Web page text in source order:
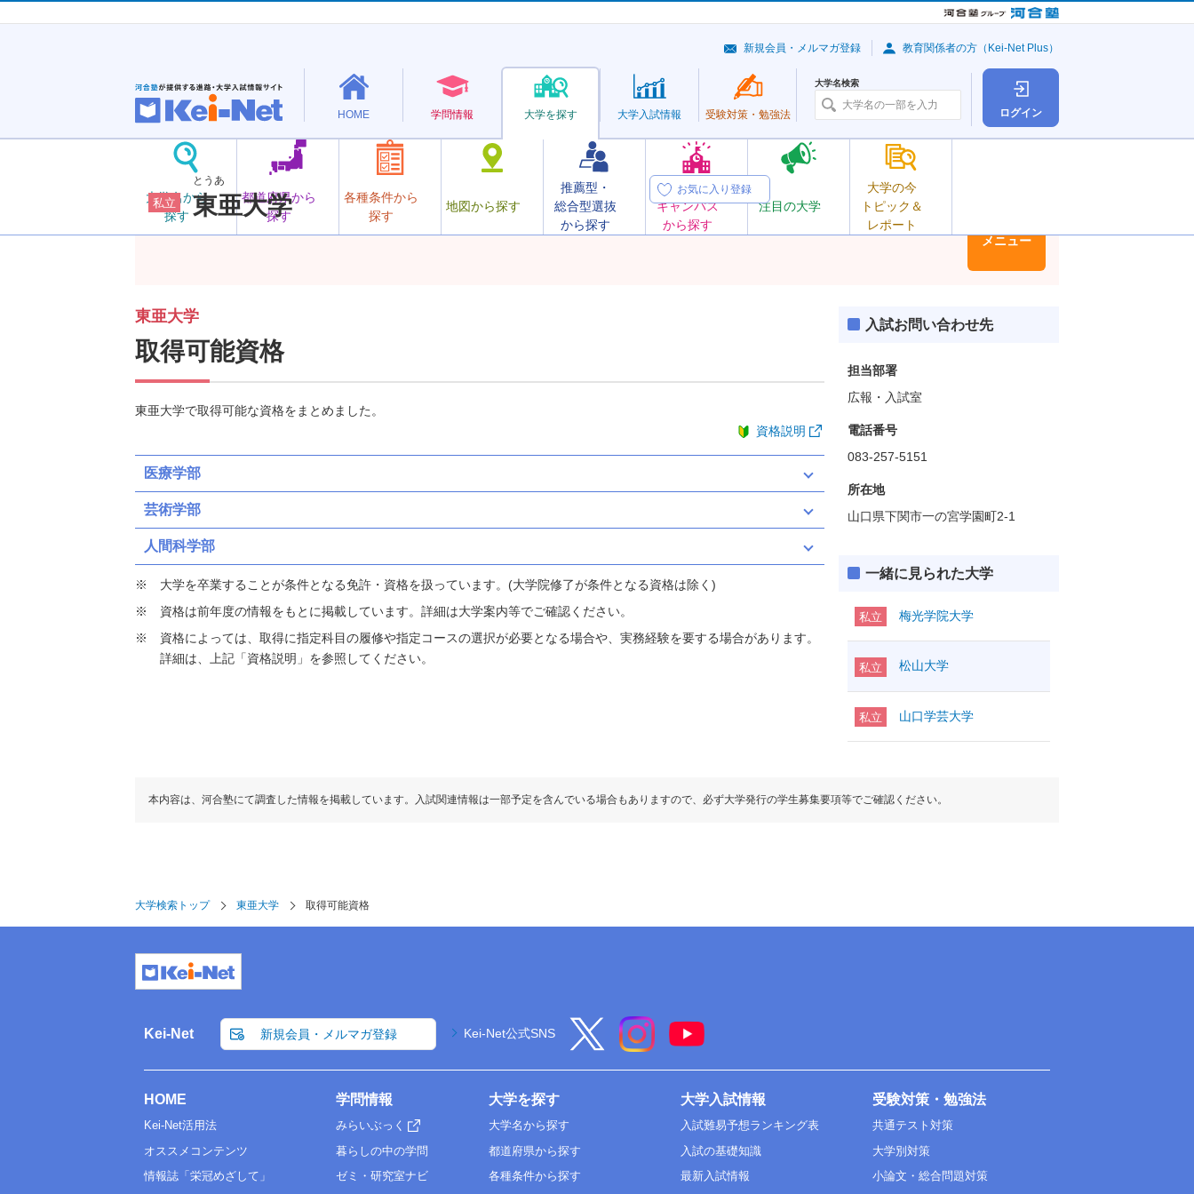
ログイン
HOME 学問情報 大学を探す
大学名から
探す
都道府県から
探す
各種条件から
探す
地図から探す
推薦型・
総合型選抜
から探す
オープン
キャンパス
から探す
注目の大学
大学の今
トピック＆
レポート
大学入試情報 受験対策・ 勉強法
大学名検索
新規会員・メルマガ登録 教育関係者の方（Kei-Net Plus）
私立
とうあ
東亜大学
お気に入り登録
メニュー
東亜大学
取得可能資格
東亜大学で取得可能な資格をまとめました。
資格説明
医療学部
芸術学部
人間科学部
大学を卒業することが条件となる免許・資格を扱っています。(大学院修了が条件となる資格は除く)
資格は前年度の情報をもとに掲載しています。詳細は大学案内等でご確認ください。
資格によっては、取得に指定科目の履修や指定コースの選択が必要となる場合や、実務経験を要する場合があります。
詳細は、上記「資格説明」を参照してください。
入試お問い合わせ先
担当部署
広報・入試室
電話番号
083-257-5151
所在地
山口県下関市一の宮学園町2-1
一緒に見られた大学
私立 梅光学院大学
私立 松山大学
私立 山口学芸大学
本内容は、河合塾にて調査した情報を掲載しています。入試関連情報は一部予定を含んでいる場合もありますので、必ず大学発行の学生募集要項等でご確認ください。
大学検索トップ 東亜大学 取得可能資格
Kei-Net 新規会員・メルマガ登録 Kei-Net公式SNS
HOME
Kei-Net活用法
オススメコンテンツ
情報誌「栄冠めざして」
学問情報
みらいぶっく
暮らしの中の学問
ゼミ・研究室ナビ
大学を探す
大学名から探す
都道府県から探す
各種条件から探す
大学入試情報
入試難易予想ランキング表
入試の基礎知識
最新入試情報
受験対策・勉強法
共通テスト対策
大学別対策
小論文・総合問題対策